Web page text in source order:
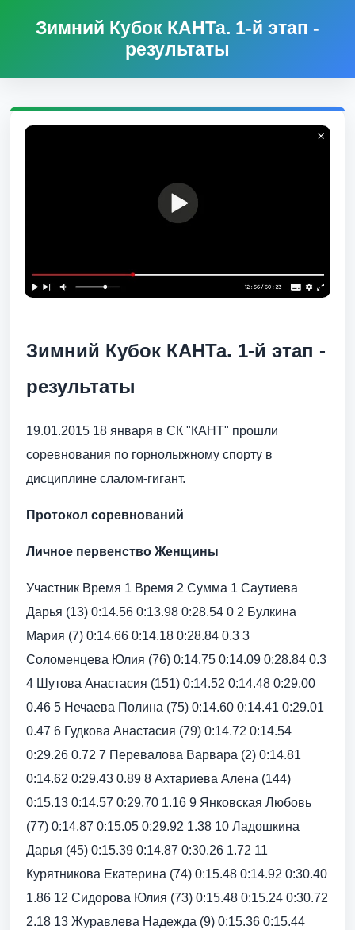
Зимний Кубок КАНТа. 1-й этап -
результаты
Зимний Кубок КАНТа. 1-й этап -
результаты
19.01.2015 18 января в СК "КАНТ" прошли
соревнования по горнолыжному спорту в
дисциплине слалом-гигант.
Протокол соревнований
Личное первенство Женщины
Участник Время 1 Время 2 Сумма 1 Саутиева
Дарья (13) 0:14.56 0:13.98 0:28.54 0 2 Булкина
Мария (7) 0:14.66 0:14.18 0:28.84 0.3 3
Соломенцева Юлия (76) 0:14.75 0:14.09 0:28.84 0.3
4 Шутова Анастасия (151) 0:14.52 0:14.48 0:29.00
0.46 5 Нечаева Полина (75) 0:14.60 0:14.41 0:29.01
0.47 6 Гудкова Анастасия (79) 0:14.72 0:14.54
0:29.26 0.72 7 Перевалова Варвара (2) 0:14.81
0:14.62 0:29.43 0.89 8 Ахтариева Алена (144)
0:15.13 0:14.57 0:29.70 1.16 9 Янковская Любовь
(77) 0:14.87 0:15.05 0:29.92 1.38 10 Ладошкина
Дарья (45) 0:15.39 0:14.87 0:30.26 1.72 11
Курятникова Екатерина (74) 0:15.48 0:14.92 0:30.40
1.86 12 Сидорова Юлия (73) 0:15.48 0:15.24 0:30.72
2.18 13 Журавлева Надежда (9) 0:15.36 0:15.44